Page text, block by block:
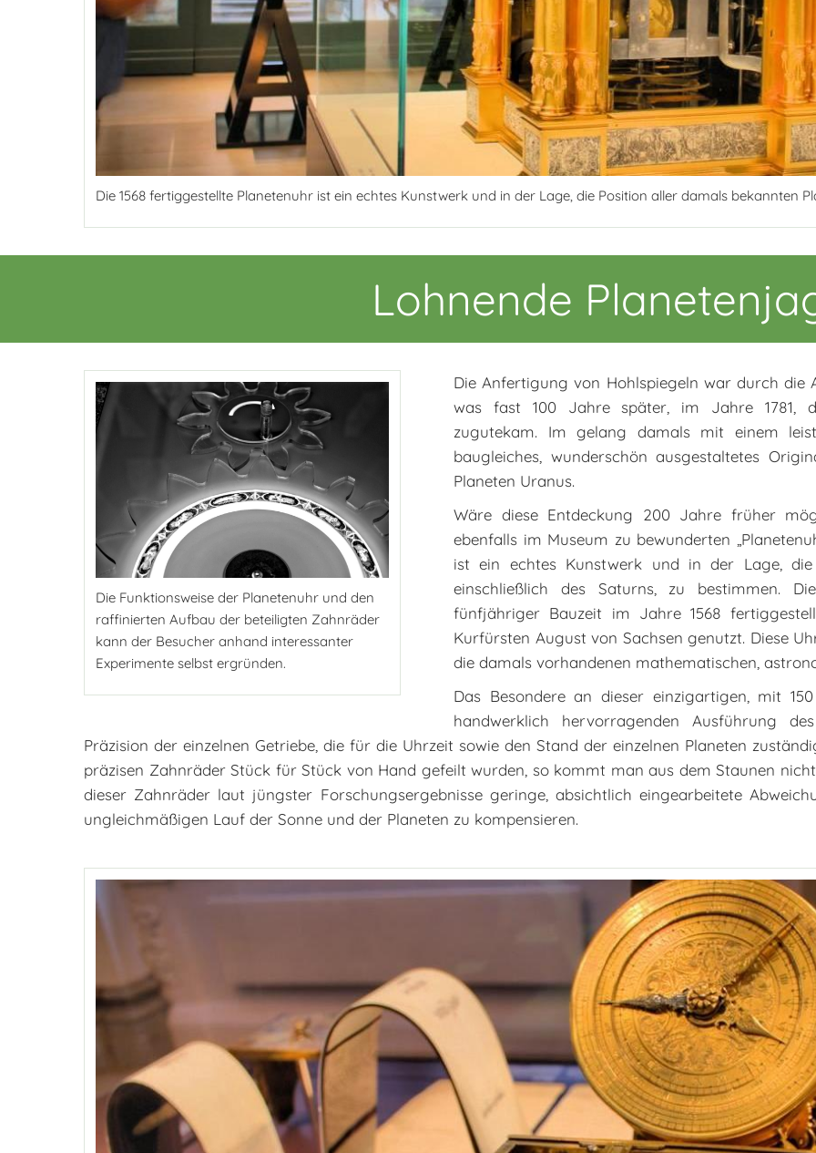
Die 1568 fertiggestellte Planetenuhr ist ein echtes Kunstwerk und in der Lage, die Position aller damals bekannten
Lohnende
Die Funktionsweise der Planetenuhr und den
raffinierten Aufbau der beteiligten Zahnräder
kann der Besucher anhand interessanter
Experimente selbst ergründen.
Die Anfertigung von Hohlspiegeln war durch die
was fast 100 Jahre später, im Jahre 1781,
zugutekam. Im gelang damals mit einem
baugleiches, wunderschön ausgestaltetes
Planeten Uranus.
Wäre diese Entdeckung 200 Jahre früher
ebenfalls im Museum zu bewunderten
ist ein echtes Kunstwerk und in der Lage,
einschließlich des Saturns, zu bestimmen.
fünfjähriger Bauzeit im Jahre 1568
Kurfürsten August von Sachsen genutzt. Diese
die damals vorhandenen mathematischen,
Das Besondere an dieser einzigartigen, mit
handwerklich hervorragenden Ausführung
Präzision der einzelnen Getriebe, die für die Uhrzeit sowie den Stand der einzelnen Planeten
präzisen Zahnräder Stück für Stück von Hand gefeilt wurden, so kommt man aus dem Staunen
dieser Zahnräder laut jüngster Forschungsergebnisse geringe, absichtlich eingearbeitete
ungleichmäßigen Lauf der Sonne und der Planeten zu kompensieren.